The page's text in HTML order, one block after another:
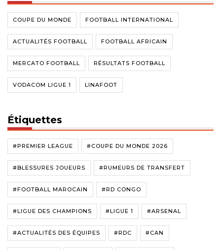
COUPE DU MONDE FOOTBALL INTERNATIONAL
ACTUALITÉS FOOTBALL FOOTBALL AFRICAIN
MERCATO FOOTBALL RÉSULTATS FOOTBALL
VODACOM LIGUE 1 LINAFOOT
Étiquettes
#PREMIER LEAGUE #COUPE DU MONDE 2026
#BLESSURES JOUEURS #RUMEURS DE TRANSFERT
#FOOTBALL MAROCAIN #RD CONGO
#LIGUE DES CHAMPIONS #LIGUE 1 #ARSENAL
#ACTUALITÉS DES ÉQUIPES #RDC #CAN